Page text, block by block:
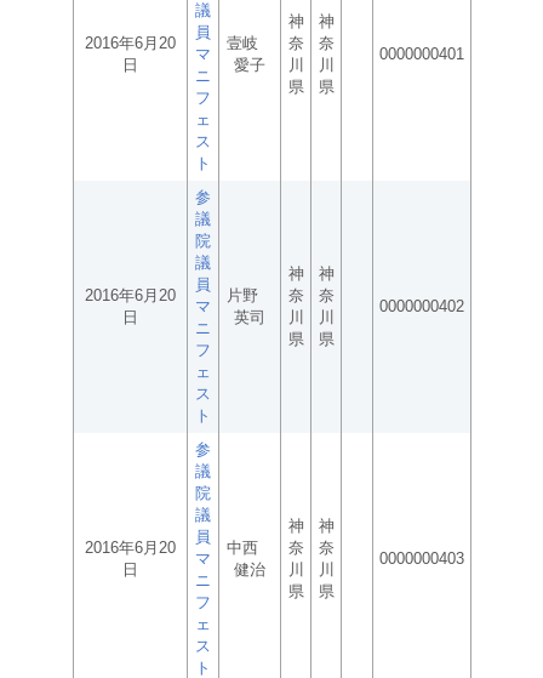
2016年6月20
日
議
員
マ
ニ
フ
ェ
ス
ト
壹岐
愛子
神
奈
川
県
神
奈
川
県
0000000401
2016年6月20
日
参
議
院
議
員
マ
ニ
フ
ェ
ス
ト
片野
英司
神
奈
川
県
神
奈
川
県
0000000402
2016年6月20
日
参
議
院
議
員
マ
ニ
フ
ェ
ス
ト
中西
健治
神
奈
川
県
神
奈
川
県
0000000403